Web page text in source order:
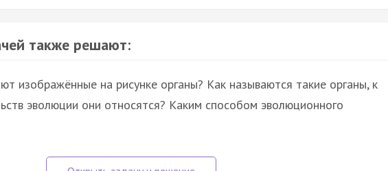
также решают:
изображённые на рисунке органы? Как называются такие органы, к
эволюции они относятся? Каким способом эволюционного